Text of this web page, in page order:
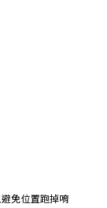
免位置跑掉唷